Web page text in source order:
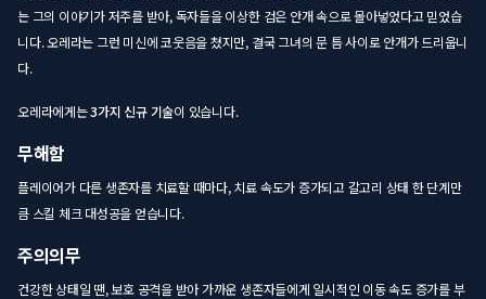
는 그의 이야기가 저주를 받아, 독자들을 이상한 검은 안개 속으로 몰아넣었다고 믿었습
니다. 오레라는 그런 미신에 코웃음을 쳤지만, 결국 그녀의 문 틈 사이로 안개가 드리웁니
다.
오레라에게는3가지 신규 기술이 있습니다.
무해함
플레이어가 다른 생존자를 치료할 때마다, 치료 속도가 증가되고 갈고리 상태 한 단계만
큼 스킬 체크 대성공을 얻습니다.
주의의무
건강한 상태일 땐, 보호 공격을 받아 가까운 생존자들에게 일시적인 이동 속도 증가를 부